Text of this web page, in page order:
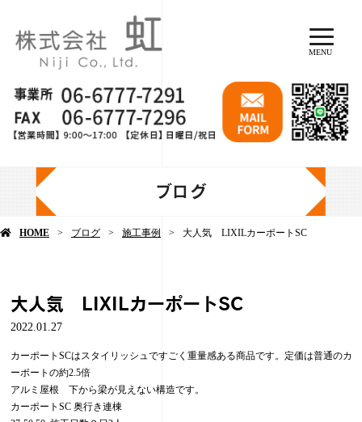
MENU
ブログ
HOME ブログ 施工事例 大人気 LIXILカーポートSC
大人気 LIXILカーポートSC
2022.01.27
カーポートSCはスタイリッシュですごく重量感ある商品です。定価は普通のカ
ーポートの約2.5倍
アルミ屋根 下から梁が見えない構造です。
カーポートSC 奥行き連棟